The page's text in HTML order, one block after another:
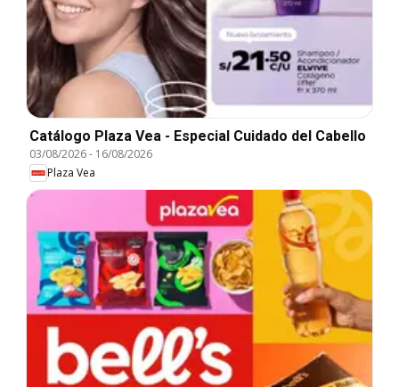
Catálogo Plaza Vea - Especial Cuidado del Cabello
03/08/2026- 16/08/2026
Plaza Vea